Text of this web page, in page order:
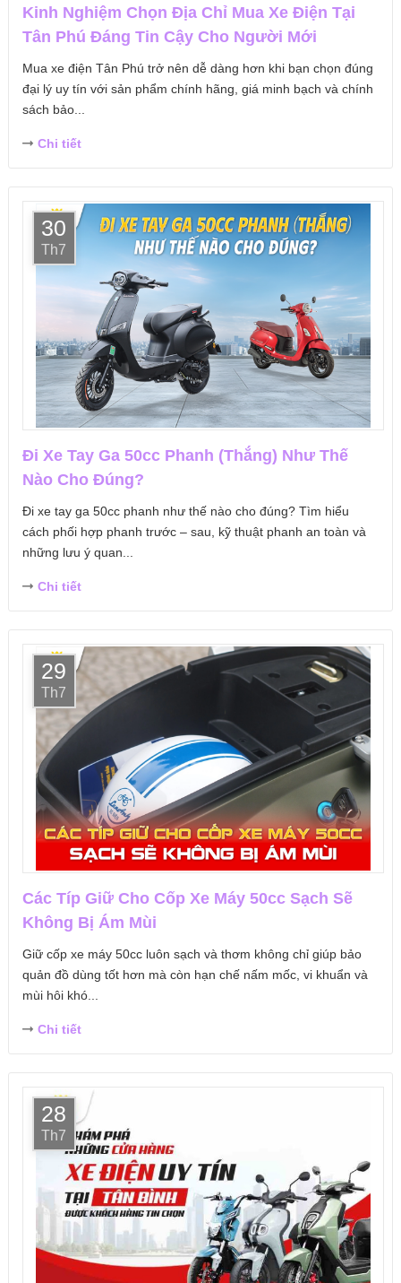
Kinh Nghiệm Chọn Địa Chỉ Mua Xe Điện Tại
Tân Phú Đáng Tin Cậy Cho Người Mới
Mua xe điện Tân Phú trở nên dễ dàng hơn khi bạn chọn đúng
đại lý uy tín với sản phẩm chính hãng, giá minh bạch và chính
sách bảo...
Chi tiết
30
Th7
Đi Xe Tay Ga 50cc Phanh (Thắng) Như Thế
Nào Cho Đúng?
Đi xe tay ga 50cc phanh như thế nào cho đúng? Tìm hiểu
cách phối hợp phanh trước – sau, kỹ thuật phanh an toàn và
những lưu ý quan...
Chi tiết
29
Th7
Các Típ Giữ Cho Cốp Xe Máy 50cc Sạch Sẽ
Không Bị Ám Mùi
Giữ cốp xe máy 50cc luôn sạch và thơm không chỉ giúp bảo
quản đồ dùng tốt hơn mà còn hạn chế nấm mốc, vi khuẩn và
mùi hôi khó...
Chi tiết
28
Th7